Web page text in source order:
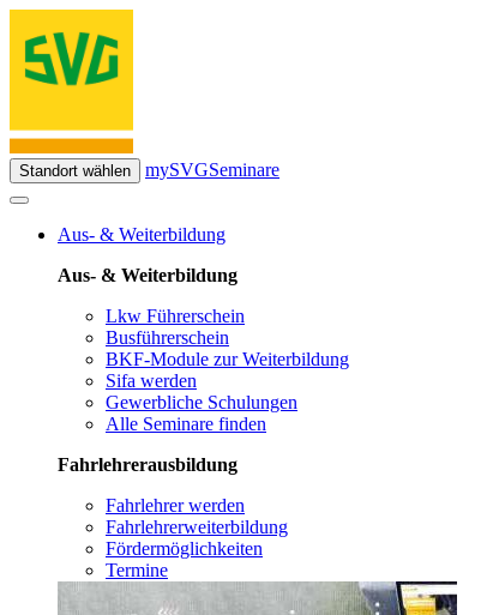
Standort wählen mySVGSeminare
Aus- & Weiterbildung
Aus- & Weiterbildung
Lkw Führerschein
Busführerschein
BKF-Module zur Weiterbildung
Sifa werden
Gewerbliche Schulungen
Alle Seminare finden
Fahrlehrerausbildung
Fahrlehrer werden
Fahrlehrerweiterbildung
Fördermöglichkeiten
Termine